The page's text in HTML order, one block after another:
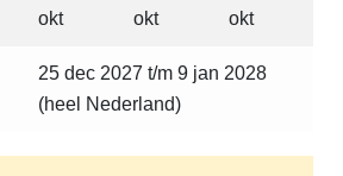
okt
okt
okt
25 dec 2027 t/m 9 jan 2028
(heel Nederland)